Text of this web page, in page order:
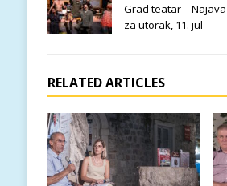
Grad teatar –
za utorak, 11. jul
RELATED ARTICLES